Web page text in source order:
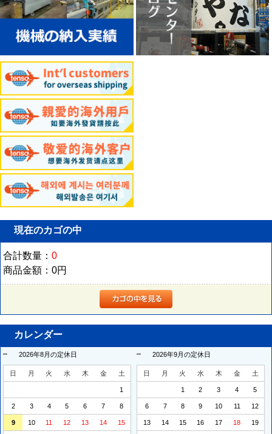
現在のカゴの中
合計数量：0
商品金額：0円
カレンダー
2026年8月の定休日
日 月 火 水 木 金 土
1
2 3 4 5 6 7 8
9 10 11 12 13 14 15
2026年9月の定休日
日 月 火 水 木 金 土
1 2 3 4 5
6 7 8 9 10 11 12
13 14 15 16 17 18 19